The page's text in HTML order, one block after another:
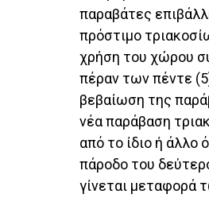
παραβάτες
πρόστιμο
χρήση του χώρου
πέραν των πέντε
βεβαίωση της
νέα παράβαση
από το ίδιο ή άλλο
πάροδο του
γίνεται μεταφορά